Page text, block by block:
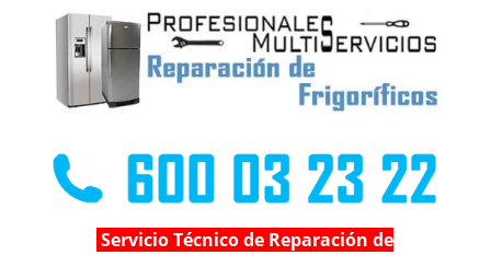
Servicio Técnico de Reparación de